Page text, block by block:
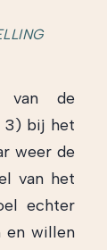
van de
3) bij het
weer de
van het
echter
en willen